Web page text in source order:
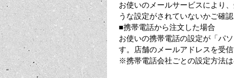
お使いのメールサービスにより
うな設定がされていないかご確
■携帯電話から注文した場合
お使いの携帯電話の設定が「パ
す。店舗のメールアドレスを受
※携帯電話会社ごとの設定方法